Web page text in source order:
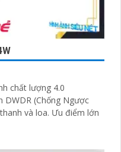
chất lượng 4.0
DWDR (Chống Ngược